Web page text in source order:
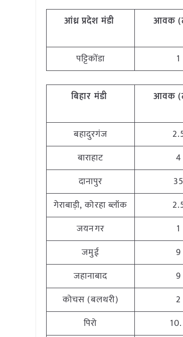
आंध्र प्रदेश मंडी आवक
पट्टिकोंडा 1
बिहार मंडी आवक
बहादुरगंज
बाराहाट
4
दानापुर
35
गेराबाड़ी, कोरहा ब्लॉक
जयनगर
1
जमुई
9
जहानाबाद
9
कोचस (बलथरी)
2
पिरो